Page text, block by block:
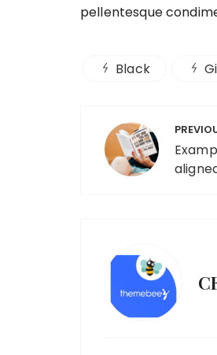
pellentesque
Black
Post
navigation